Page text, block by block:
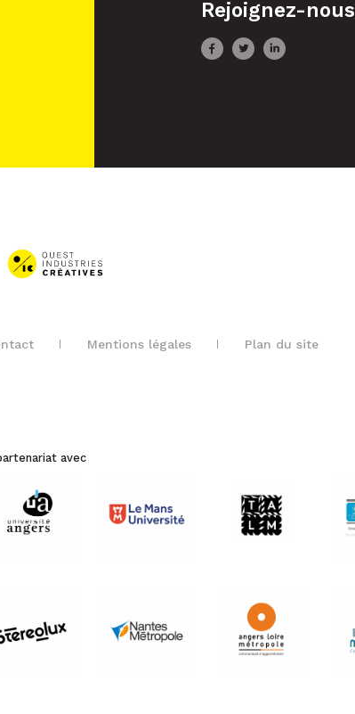
Rejoignez-nous
Mentions légales Plan du site
avec